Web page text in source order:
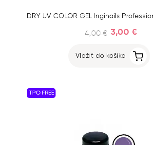
4,00 € 3,00 €
Vložiť do košíka
TPO FREE